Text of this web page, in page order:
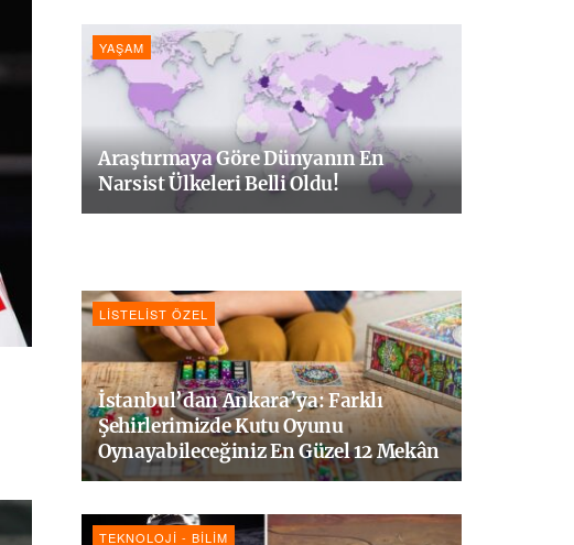
YAŞAM
Araştırmaya Göre Dünyanın En
Narsist Ülkeleri Belli Oldu!
LISTELIST ÖZEL
İstanbul’dan Ankara’ya: Farklı
Şehirlerimizde Kutu Oyunu
Oynayabileceğiniz En Güzel 12 Mekân
TEKNOLOJI - BILIM